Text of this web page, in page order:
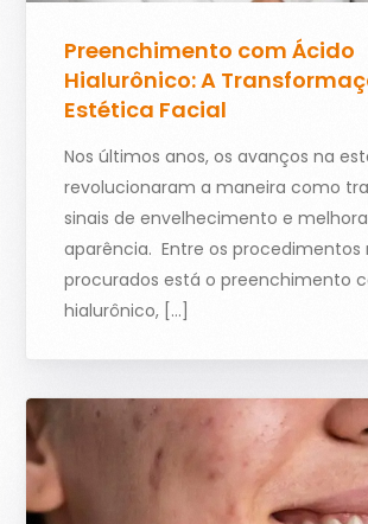
Preenchimento com Ácido
Hialurônico: A
Estética Facial
Nos últimos anos, os avanços na
revolucionaram a maneira como
sinais de envelhecimento e
aparência. Entre os procedimentos
procurados está o preenchimento
hialurônico, […]